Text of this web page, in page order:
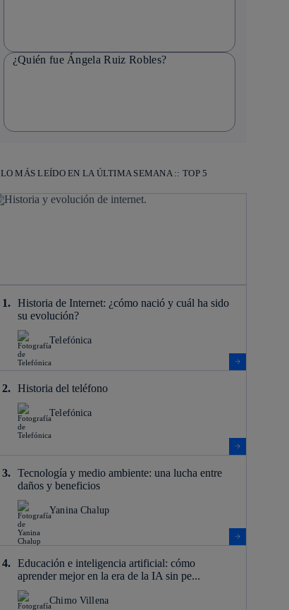
¿Quién fue Ángela Ruiz Robles?
LO MÁS LEÍDO EN LA ÚLTIMA SEMANA :: TOP 5
Historia de Internet: ¿cómo nació y cuál ha sido
su evolución?
Telefónica
Historia del teléfono
Telefónica
Tecnología y medio ambiente: una lucha entre
daños y beneficios
Yanina Chalup
Educación e inteligencia artificial: cómo
aprender mejor en la era de la IA sin pe...
Chimo Villena